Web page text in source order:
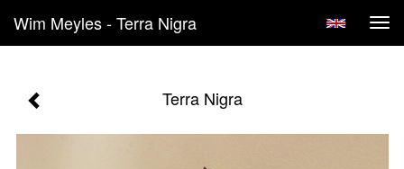
Wim Meyles - Terra Nigra
Terra Nigra